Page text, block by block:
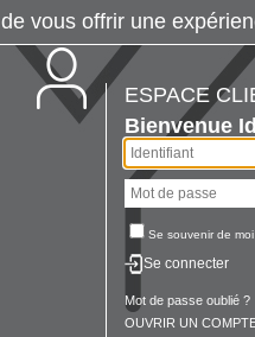
ESPACE
Bienvenue
Se souvenir de moi
Se connecter
Mot de passe oublié ?
OUVRIR UN
de vous offrir une